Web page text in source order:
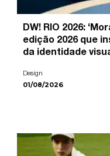
DW! RIO 2026:
edição 2026 que
da identidade
Design
01/08/2026